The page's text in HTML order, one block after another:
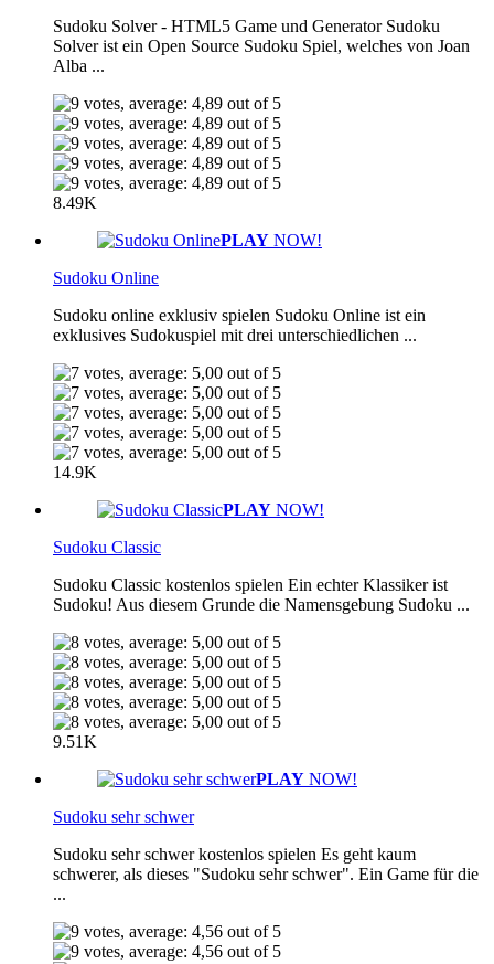
Sudoku Solver - HTML5 Game und Generator Sudoku
Solver ist ein Open Source Sudoku Spiel, welches von Joan
Alba ...
8.49K
PLAY NOW!
Sudoku Online
Sudoku online exklusiv spielen Sudoku Online ist ein
exklusives Sudokuspiel mit drei unterschiedlichen ...
14.9K
PLAY NOW!
Sudoku Classic
Sudoku Classic kostenlos spielen Ein echter Klassiker ist
Sudoku! Aus diesem Grunde die Namensgebung Sudoku ...
9.51K
PLAY NOW!
Sudoku sehr schwer
Sudoku sehr schwer kostenlos spielen Es geht kaum
schwerer, als dieses "Sudoku sehr schwer". Ein Game für die
...